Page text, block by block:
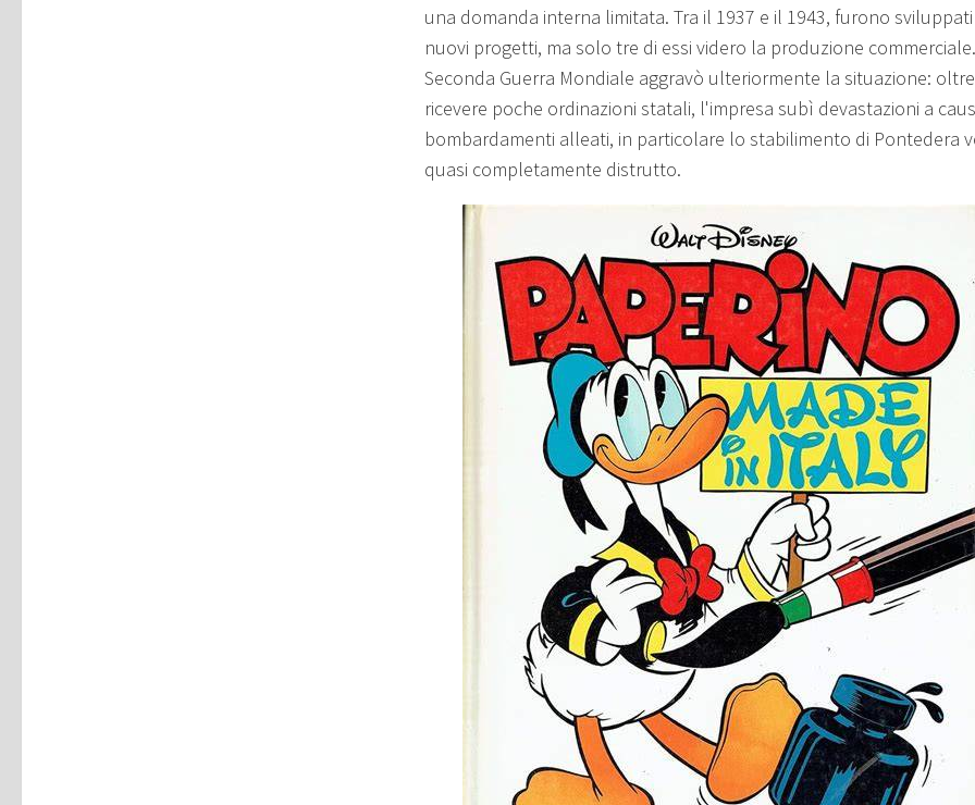
una domanda interna limitata. Tra il 1937 e il 1943, furono sviluppati
nuovi progetti, ma solo tre di essi videro la produzione
Seconda Guerra Mondiale aggravò ulteriormente la situazione:
ricevere poche ordinazioni statali, l'impresa subì devastazioni a
bombardamenti alleati, in particolare lo stabilimento di Pontedera
quasi completamente distrutto.